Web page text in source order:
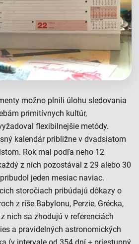
možno plnili úlohu sledovania
primitívnych kultúr,
flexibilnejšie metódy.
kalendár približne v dvadsiatom
Rok mal podľa neho 12
z nich pozostával z 29 alebo 30
jeden mesiac naviac.
storočiach pribúdajú dôkazy o
z ríše Babylonu, Perzie, Grécka,
nich sa zhodujú v referenciách
a pravidelných astronomických